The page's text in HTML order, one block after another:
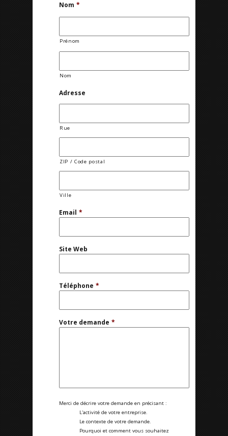
Nom *
Prénom
Nom
Adresse
Rue
ZIP / Code postal
Ville
Email *
Site Web
Téléphone *
Votre demande *
Merci de décrire votre demande en précisant :
L'activité de votre entreprise.
Le contexte de votre demande.
Pourquoi et comment vous souhaitez